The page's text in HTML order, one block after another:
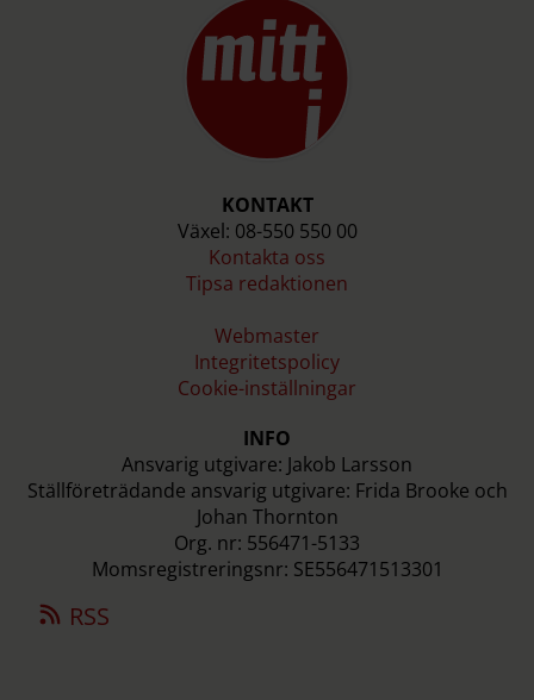
KONTAKT
Växel: 08-550 550 00
Kontakta oss
Tipsa redaktionen
Webmaster
Integritetspolicy
Cookie-inställningar
INFO
Ansvarig utgivare: Jakob Larsson
Ställföreträdande ansvarig utgivare: Frida Brooke och
Johan Thornton
Org. nr: 556471-5133
Momsregistreringsnr: SE556471513301
RSS